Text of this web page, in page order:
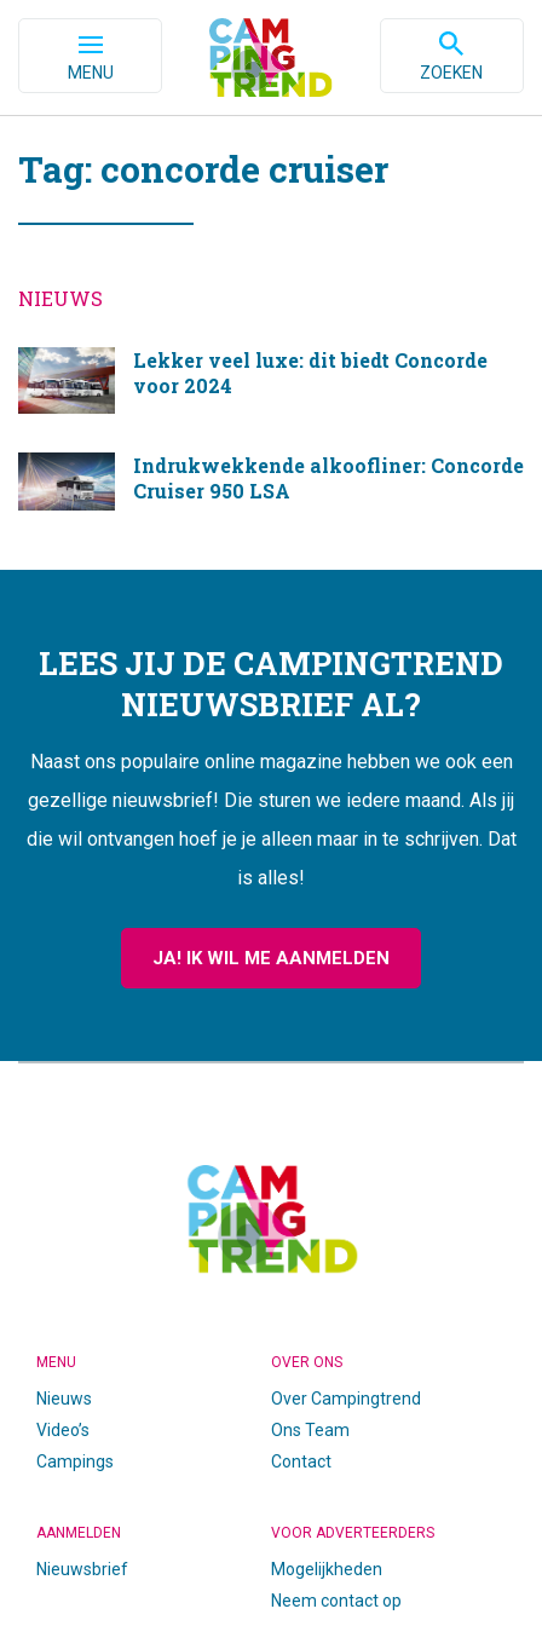
MENU ZOEKEN
Tag: concorde cruiser
NIEUWS
Lekker veel luxe: dit biedt Concorde
voor 2024
Indrukwekkende alkoofliner: Concorde
Cruiser 950 LSA
LEES JIJ DE CAMPINGTREND
NIEUWSBRIEF AL?
Naast ons populaire online magazine hebben we ook een
gezellige nieuwsbrief! Die sturen we iedere maand. Als jij
die wil ontvangen hoef je je alleen maar in te schrijven. Dat
is alles!
JA! IK WIL ME AANMELDEN
MENU
Nieuws
Video’s
Campings
OVER ONS
Over Campingtrend
Ons Team
Contact
AANMELDEN
Nieuwsbrief
VOOR ADVERTEERDERS
Mogelijkheden
Neem contact op